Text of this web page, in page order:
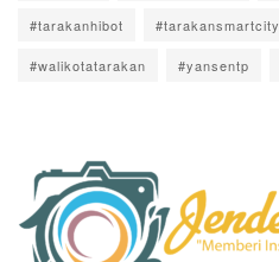
#tarakanhibot #tarakansmartcity
#walikotatarakan #yansentp